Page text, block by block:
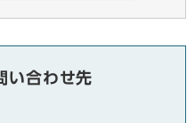
い合わせ先